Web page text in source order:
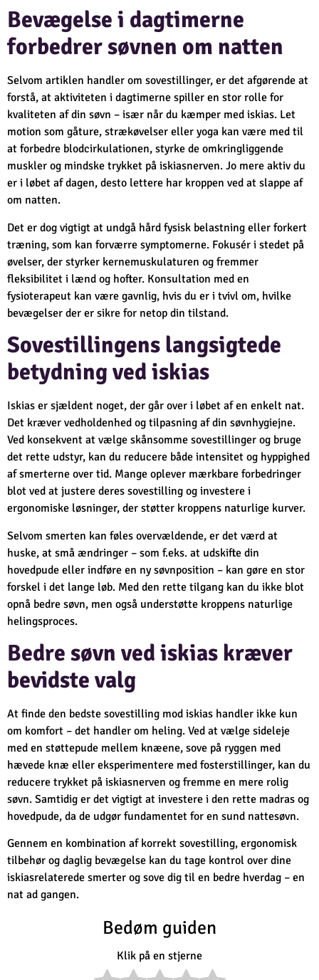
Bevægelse i dagtimerne
forbedrer søvnen om natten
Selvom artiklen handler om sovestillinger, er det afgørende at
forstå, at aktiviteten i dagtimerne spiller en stor rolle for
kvaliteten af din søvn – især når du kæmper med iskias. Let
motion som gåture, strækøvelser eller yoga kan være med til
at forbedre blodcirkulationen, styrke de omkringliggende
muskler og mindske trykket på iskiasnerven. Jo mere aktiv du
er i løbet af dagen, desto lettere har kroppen ved at slappe af
om natten.
Det er dog vigtigt at undgå hård fysisk belastning eller forkert
træning, som kan forværre symptomerne. Fokusér i stedet på
øvelser, der styrker kernemuskulaturen og fremmer
fleksibilitet i lænd og hofter. Konsultation med en
fysioterapeut kan være gavnlig, hvis du er i tvivl om, hvilke
bevægelser der er sikre for netop din tilstand.
Sovestillingens langsigtede
betydning ved iskias
Iskias er sjældent noget, der går over i løbet af en enkelt nat.
Det kræver vedholdenhed og tilpasning af din søvnhygiejne.
Ved konsekvent at vælge skånsomme sovestillinger og bruge
det rette udstyr, kan du reducere både intensitet og hyppighed
af smerterne over tid. Mange oplever mærkbare forbedringer
blot ved at justere deres sovestilling og investere i
ergonomiske løsninger, der støtter kroppens naturlige kurver.
Selvom smerten kan føles overvældende, er det værd at
huske, at små ændringer – som f.eks. at udskifte din
hovedpude eller indføre en ny søvnposition – kan gøre en stor
forskel i det lange løb. Med den rette tilgang kan du ikke blot
opnå bedre søvn, men også understøtte kroppens naturlige
helingsproces.
Bedre søvn ved iskias kræver
bevidste valg
At finde den bedste sovestilling mod iskias handler ikke kun
om komfort – det handler om heling. Ved at vælge sideleje
med en støttepude mellem knæene, sove på ryggen med
hævede knæ eller eksperimentere med fosterstillinger, kan du
reducere trykket på iskiasnerven og fremme en mere rolig
søvn. Samtidig er det vigtigt at investere i den rette madras og
hovedpude, da de udgør fundamentet for en sund nattesøvn.
Gennem en kombination af korrekt sovestilling, ergonomisk
tilbehør og daglig bevægelse kan du tage kontrol over dine
iskiasrelaterede smerter og sove dig til en bedre hverdag – en
nat ad gangen.
Bedøm guiden
Klik på en stjerne